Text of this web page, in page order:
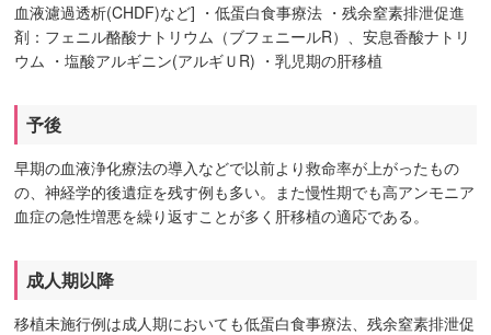
血液濾過透析(CHDF)など] ・低蛋白食事療法 ・残余窒素排泄促進
剤：フェニル酪酸ナトリウム（ブフェニールR）、安息香酸ナトリ
ウム ・塩酸アルギニン(アルギＵR) ・乳児期の肝移植
予後
早期の血液浄化療法の導入などで以前より救命率が上がったもの
の、神経学的後遺症を残す例も多い。また慢性期でも高アンモニア
血症の急性増悪を繰り返すことが多く肝移植の適応である。
成人期以降
移植未施行例は成人期においても低蛋白食事療法、残余窒素排泄促